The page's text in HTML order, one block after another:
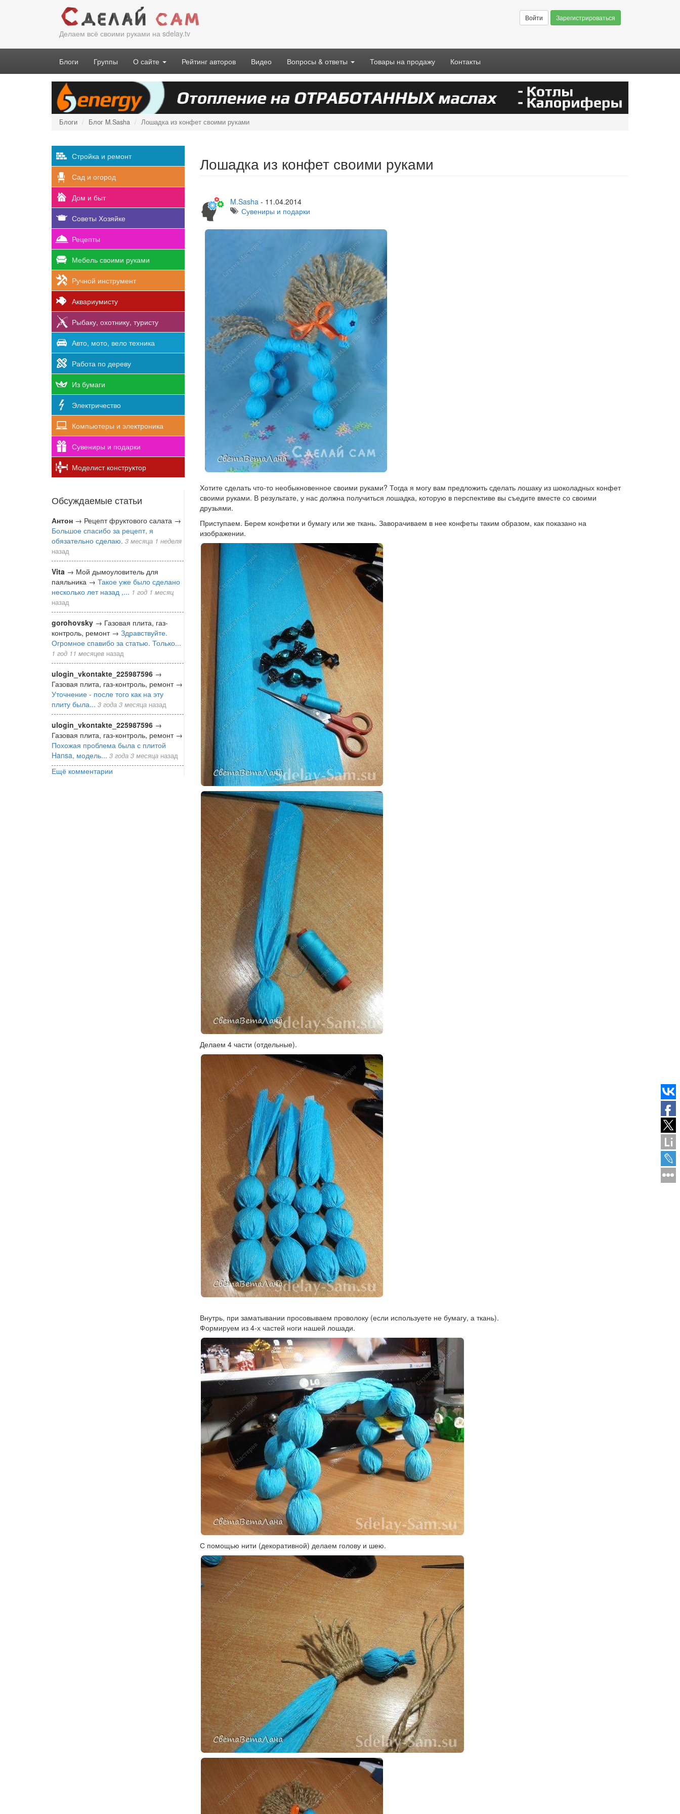
Делаем всё своими руками на sdelay.tv
Войти Зарегистрироваться
Блоги Группы О сайте Рейтинг авторов Видео Вопросы & ответы Товары на продажу Контакты
Блоги Блог M.Sasha Лошадка из конфет своими руками
Стройка и ремонт
Сад и огород
Дом и быт
Советы Хозяйке
Рецепты
Мебель своими руками
Ручной инструмент
Аквариумисту
Рыбаку, охотнику, туристу
Авто, мото, вело техника
Работа по дереву
Из бумаги
Электричество
Компьютеры и электроника
Сувениры и подарки
Моделист конструктор
Обсуждаемые статьи
Антон → Рецепт фруктового салата →
Большое спасибо за рецепт, я
обязательно сделаю. 3 месяца 1 неделя
назад
Vita → Мой дымоуловитель для
паяльника → Такое уже было сделано
несколько лет назад ,... 1 год 1 месяц
назад
gorohovsky → Газовая плита, газ-
контроль, ремонт → Здравствуйте.
Огромное спавибо за статью. Только...
1 год 11 месяцев назад
ulogin_vkontakte_225987596 →
Газовая плита, газ-контроль, ремонт →
Уточнение - после того как на эту
плиту была... 3 года 3 месяца назад
ulogin_vkontakte_225987596 →
Газовая плита, газ-контроль, ремонт →
Похожая проблема была с плитой
Hansa, модель... 3 года 3 месяца назад
Ещё комментарии
Лошадка из конфет своими руками
M.Sasha - 11.04.2014
Сувениры и подарки
Хотите сделать что-то необыкновенное своими руками? Тогда я могу вам предложить сделать лошаку из шоколадных конфет
своими руками. В результате, у нас должна получиться лошадка, которую в перспективе вы съедите вместе со своими
друзьями.
Приступаем. Берем конфетки и бумагу или же ткань. Заворачиваем в нее конфеты таким образом, как показано на
изображении.
Делаем 4 части (отдельные).
Внутрь, при заматывании просовываем проволоку (если используете не бумагу, а ткань).
Формируем из 4-х частей ноги нашей лошади.
С помощью нити (декоративной) делаем голову и шею.